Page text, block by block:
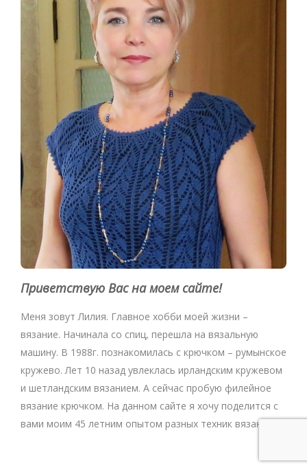
Приветствую Вас на моем сайте!
Меня зовут Лилия. Главное хобби моей жизни –
вязание. Начинала со спиц, перешла на вязальную
машину. В 1988г. познакомилась с крючком – румынское
кружево. Лет 10 назад увлеклась ирландским кружевом
и шетландским вязанием. А сейчас пробую филейное
вязание крючком. На данном сайте я хочу поделится с
вами моим 45 летним опытом разных техник вязания.